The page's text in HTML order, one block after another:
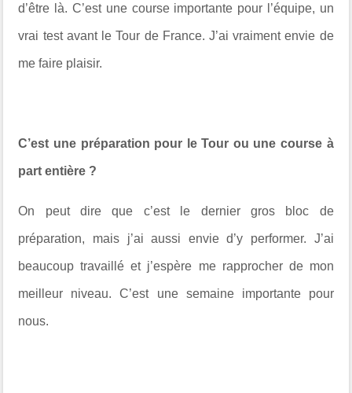
d’être là. C’est une course importante pour l’équipe, un
vrai test avant le Tour de France. J’ai vraiment envie de
me faire plaisir.
C’est une préparation pour le Tour ou une course à
part entière ?
On peut dire que c’est le dernier gros bloc de
préparation, mais j’ai aussi envie d’y performer. J’ai
beaucoup travaillé et j’espère me rapprocher de mon
meilleur niveau. C’est une semaine importante pour
nous.